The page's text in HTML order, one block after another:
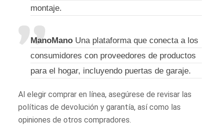
montaje.
ManoMano Una plataforma que conecta a los
consumidores con proveedores de productos
para el hogar, incluyendo puertas de garaje.
Al elegir comprar en línea, asegúrese de revisar las
políticas de devolución y garantía, así como las
opiniones de otros compradores.